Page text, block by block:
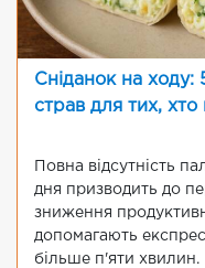
Сніданок на ходу:
страв для тих, хто
Повна відсутність
дня призводить до
зниження
допомагають
більше п'яти хвилин.